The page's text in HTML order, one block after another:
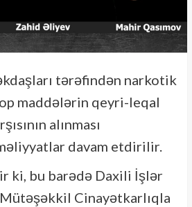
tərəfindən narkotik
maddələrin qeyri-leqal
alınması
davam etdirilir.
ki, bu barədə Daxili İşlər
Cinayətkarlıqla